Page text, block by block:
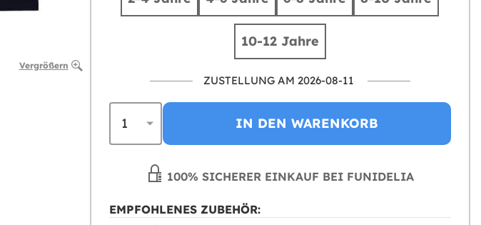
Vergrößern
10-12 Jahre
ZUSTELLUNG AM 2026-08-11
IN DEN WARENKORB
100% SICHERER EINKAUF BEI FUNIDELIA
EMPFOHLENES ZUBEHÖR: